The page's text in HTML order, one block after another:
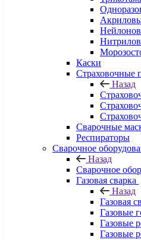
Каски
Страховочные
Назад
Сварочные
Респираторы
Сварочное
Назад
Сварочное
Газовая сварка
Назад
Газовая
Газовые
Газовые
Газовые